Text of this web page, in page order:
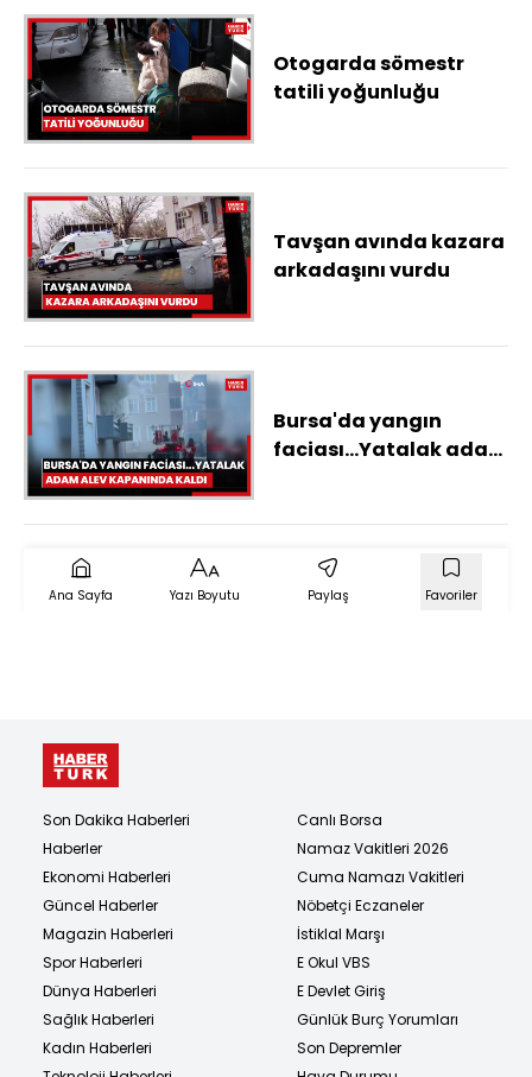
Otogarda sömestr
tatili yoğunluğu
Tavşan avında kazara
arkadaşını vurdu
Bursa'da yangın
faciası...Yatalak adam
Ana Sayfa Yazı Boyutu Paylaş Favoriler
Son Dakika Haberleri
Haberler
Ekonomi Haberleri
Güncel Haberler
Magazin Haberleri
Spor Haberleri
Dünya Haberleri
Sağlık Haberleri
Kadın Haberleri
Canlı Borsa
Namaz Vakitleri 2026
Cuma Namazı Vakitleri
Nöbetçi Eczaneler
İstiklal Marşı
E Okul VBS
E Devlet Giriş
Günlük Burç Yorumları
Son Depremler